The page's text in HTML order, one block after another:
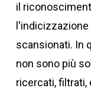
il
scansionati. In
non sono più
ricercati, filtrati,